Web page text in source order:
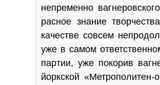
непременно
расное знание
качестве совсем
уже в самом
пар­тии, уже покорив
йоркской